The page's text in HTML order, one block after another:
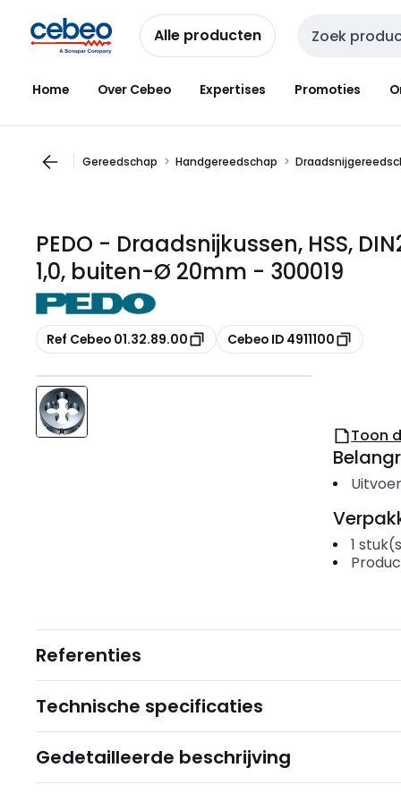
naar
navigatie
naar
inhoud
Alle producten Zoekveld invoer
Home Over Cebeo Expertises Promoties
Gereedschap Handgereedschap
PEDO - Draadsnijkussen, HSS,
1,0, buiten-Ø 20mm - 300019
Kopiëren
Ref Cebeo 01.32.89.00 Kopiëren
Cebeo ID 4911100
Toon
1
Referenties
Technische specificaties
Gedetailleerde beschrijving